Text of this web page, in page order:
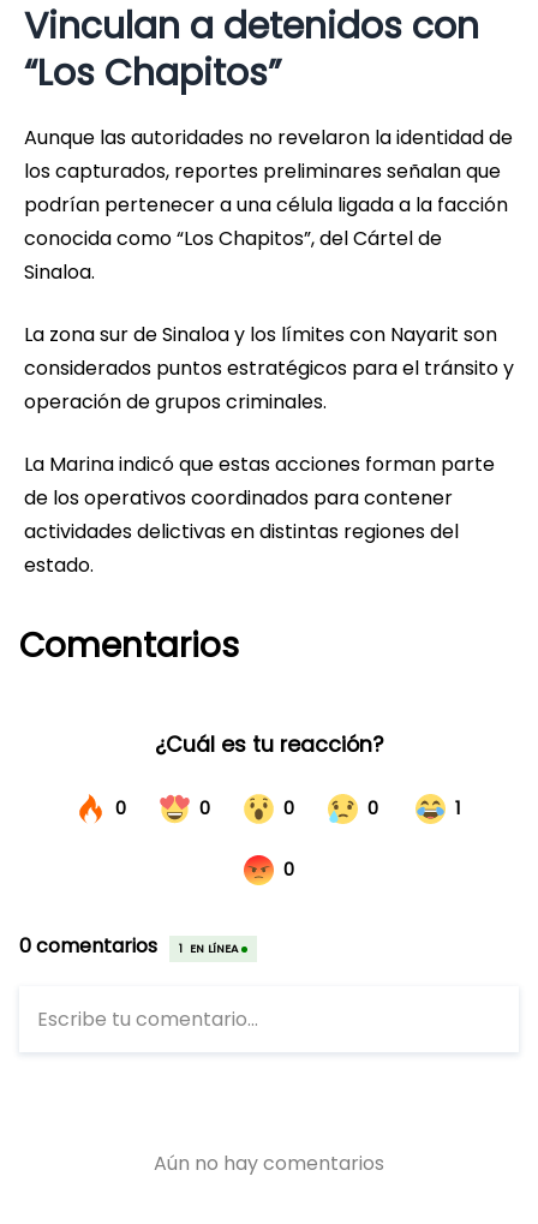
Vinculan a detenidos con
“Los Chapitos”
Aunque las autoridades no revelaron la identidad de
los capturados, reportes preliminares señalan que
podrían pertenecer a una célula ligada a la facción
conocida como “Los Chapitos”, del Cártel de
Sinaloa.
La zona sur de Sinaloa y los límites con Nayarit son
considerados puntos estratégicos para el tránsito y
operación de grupos criminales.
La Marina indicó que estas acciones forman parte
de los operativos coordinados para contener
actividades delictivas en distintas regiones del
estado.
Comentarios